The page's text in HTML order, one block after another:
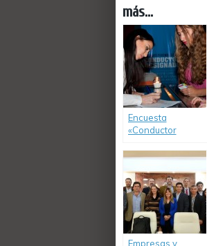
más...
Encuesta
«Conductor
jóvenes eligieron a
Facundo Arana y
Lali Espósito.
Empresas y